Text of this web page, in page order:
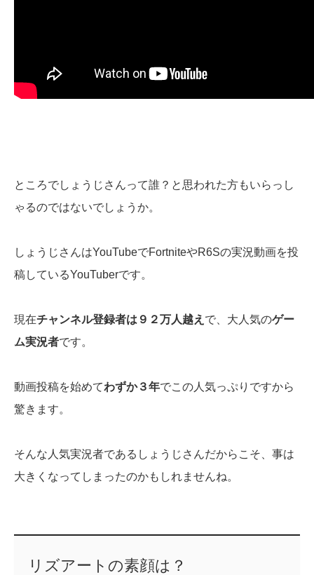
ところでしょうじさんって誰？と思われた方もいらっし
ゃるのではないでしょうか。
しょうじさんはYouTubeでFortniteやR6Sの実況動画を投
稿しているYouTuberです。
現在チャンネル登録者は９２万人越え で、大人気のゲー
ム実況者です。
動画投稿を始めてわずか３年でこの人気っぷりですから
驚きます。
そんな人気実況者であるしょうじさんだからこそ、事は
大きくなってしまったのかもしれませんね。
リズアートの素顔は？